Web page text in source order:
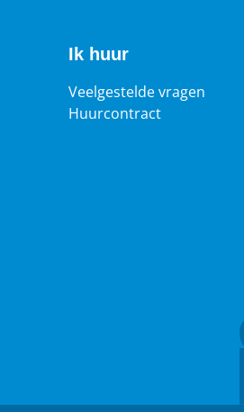
Ik huur
Veelgestelde vragen
Huurcontract